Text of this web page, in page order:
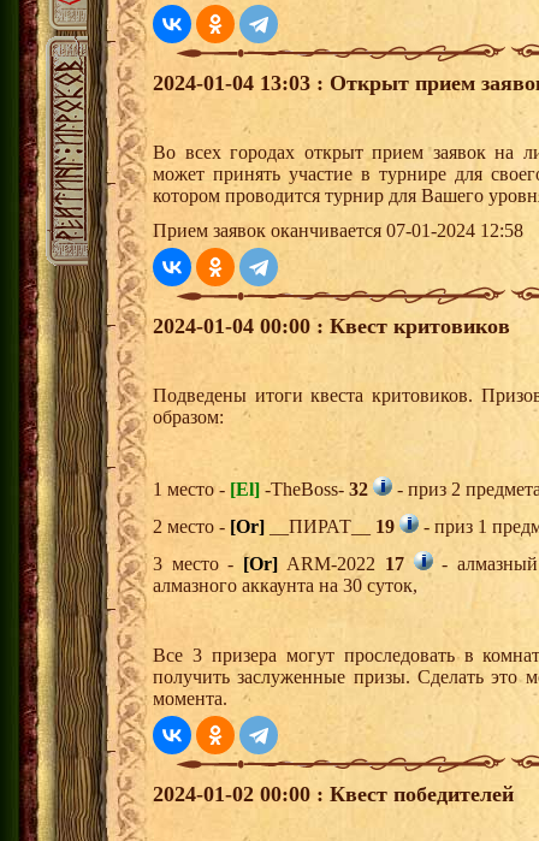
2024-01-04 13:03 : Открыт прием
Во всех городах открыт прием заявок на
может принять участие в турнире для
котором проводится турнир для Вашего
Прием заявок оканчивается 07-01-2024 12:58
2024-01-04 00:00 : Квест критовиков
Подведены итоги квеста критовиков.
образом:
1 место - [El] -TheBoss- 32
- приз 2
2 место - [Or] __ПИРАТ__ 19
- приз 1
3 место - [Or]ARM-2022 17
- алмазный
алмазного аккаунта на 30 суток,
Все 3 призера могут проследовать в
получить заслуженные призы. Сделать это
момента.
2024-01-02 00:00 : Квест победителей